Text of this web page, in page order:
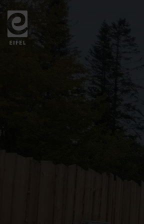
Zurück
zur
Startseite